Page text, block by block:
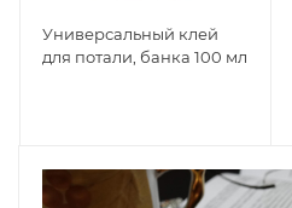
Универсальный клей
для потали, банка 100 мл